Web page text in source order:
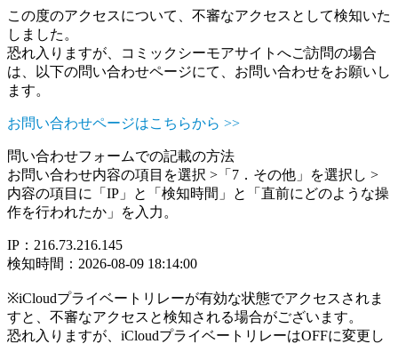
この度のアクセスについて、不審なアクセスとして検知いた
しました。
恐れ入りますが、コミックシーモアサイトへご訪問の場合
は、以下の問い合わせページにて、お問い合わせをお願いし
ます。
お問い合わせページはこちらから >>
問い合わせフォームでの記載の方法
お問い合わせ内容の項目を選択 >「7．その他」を選択し >
内容の項目に「IP」と「検知時間」と「直前にどのような操
作を行われたか」を入力。
IP：216.73.216.145
検知時間：2026-08-09 18:14:00
※iCloudプライベートリレーが有効な状態でアクセスされま
すと、不審なアクセスと検知される場合がございます。
恐れ入りますが、iCloudプライベートリレーはOFFに変更し